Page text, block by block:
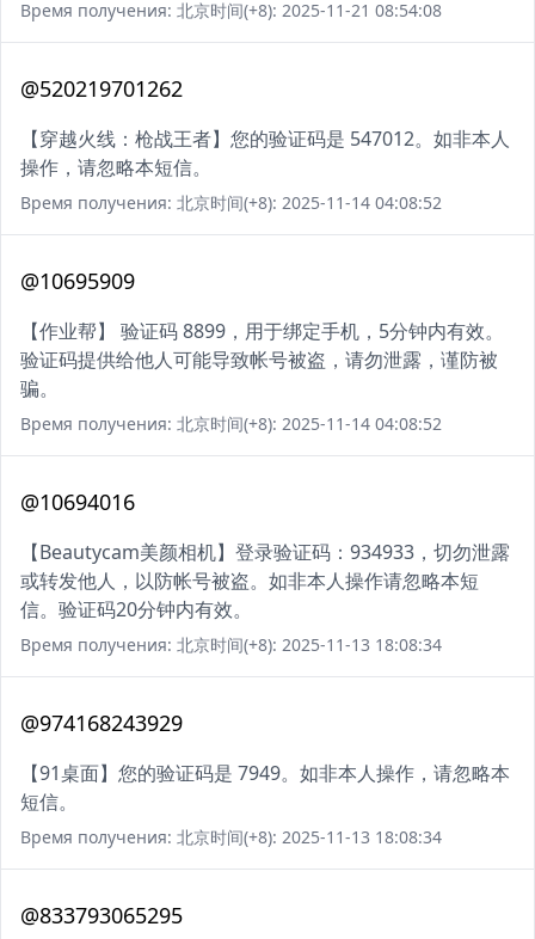
Время получения: 北京时间(+8): 2025-11-21 08:54:08
@520219701262
【穿越火线：枪战王者】您的验证码是 547012。如非本人
操作，请忽略本短信。
Время получения: 北京时间(+8): 2025-11-14 04:08:52
@10695909
【作业帮】 验证码 8899，用于绑定手机，5分钟内有效。
验证码提供给他人可能导致帐号被盗，请勿泄露，谨防被
骗。
Время получения: 北京时间(+8): 2025-11-14 04:08:52
@10694016
【Beautycam美颜相机】登录验证码：934933，切勿泄露
或转发他人，以防帐号被盗。如非本人操作请忽略本短
信。验证码20分钟内有效。
Время получения: 北京时间(+8): 2025-11-13 18:08:34
@974168243929
【91桌面】您的验证码是 7949。如非本人操作，请忽略本
短信。
Время получения: 北京时间(+8): 2025-11-13 18:08:34
@833793065295